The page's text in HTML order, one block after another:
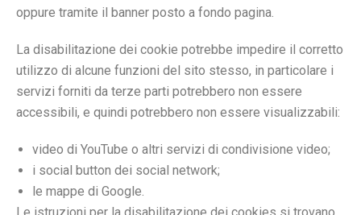
oppure tramite il banner posto a fondo pagina.
La disabilitazione dei cookie potrebbe impedire il corretto
utilizzo di alcune funzioni del sito stesso, in particolare i
servizi forniti da terze parti potrebbero non essere
accessibili, e quindi potrebbero non essere visualizzabili:
video di YouTube o altri servizi di condivisione video;
i social button dei social network;
le mappe di Google.